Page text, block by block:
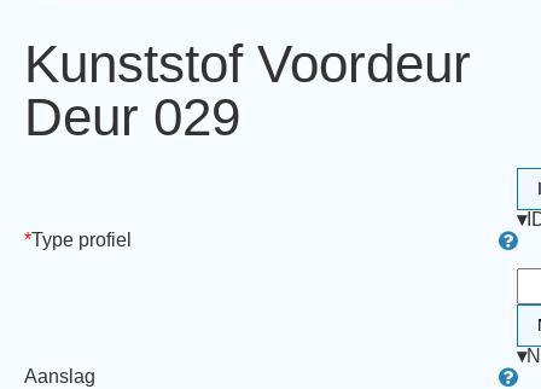
Kunststof Voordeur
Deur 029
*Type profiel
▾
Aanslag
▾